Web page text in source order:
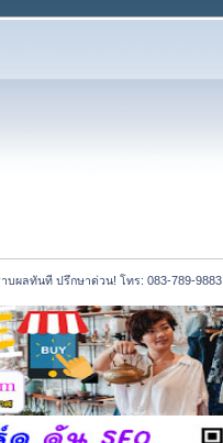
บผลทันที ปรึกษาด่วน! โทร: 083-789-9883